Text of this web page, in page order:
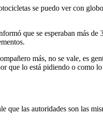
se puedo ver con
que se esperaban más
más, no se vale, es
lo está pidiendo o como
las autoridades son las